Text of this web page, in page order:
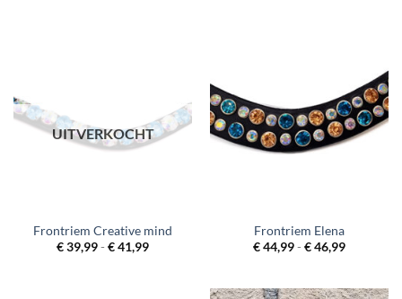
UITVERKOCHT
Frontriem Creative mind
€39,99- €41,99Prijsklasse:
Frontriem Elena
€44,99- €46,99